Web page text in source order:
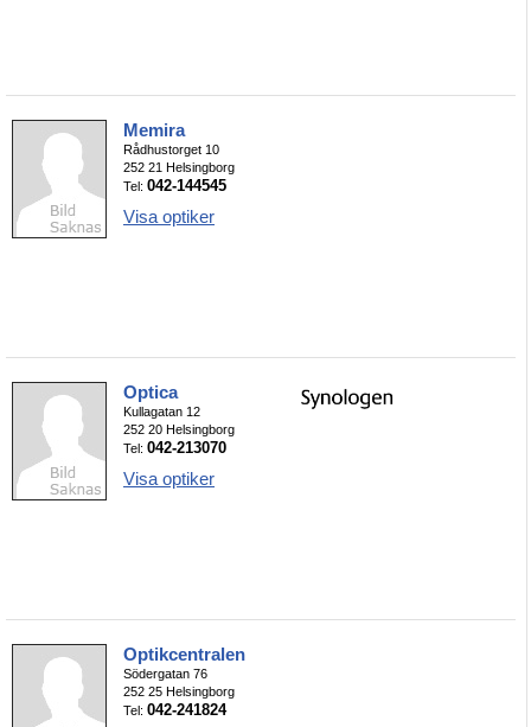
Memira
Rådhustorget 10
252 21 Helsingborg
Tel: 042-144545
Visa optiker
Optica
Kullagatan 12
252 20 Helsingborg
Tel: 042-213070
Visa optiker
Optikcentralen
Södergatan 76
252 25 Helsingborg
Tel: 042-241824